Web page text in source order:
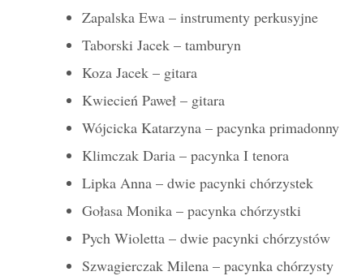
Zapalska Ewa – instrumenty perkusyjne
Taborski Jacek – tamburyn
Koza Jacek – gitara
Kwiecień Paweł – gitara
Wójcicka Katarzyna – pacynka primadonny
Klimczak Daria – pacynka I tenora
Lipka Anna – dwie pacynki chórzystek
Gołasa Monika – pacynka chórzystki
Pych Wioletta – dwie pacynki chórzystów
Szwagierczak Milena – pacynka chórzysty